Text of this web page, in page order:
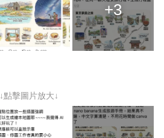
+3
↓點擊圖片放大↓